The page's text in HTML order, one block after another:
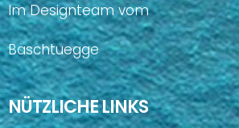
Im Designteam vom
Baschtuegge
NÜTZLICHE LINKS